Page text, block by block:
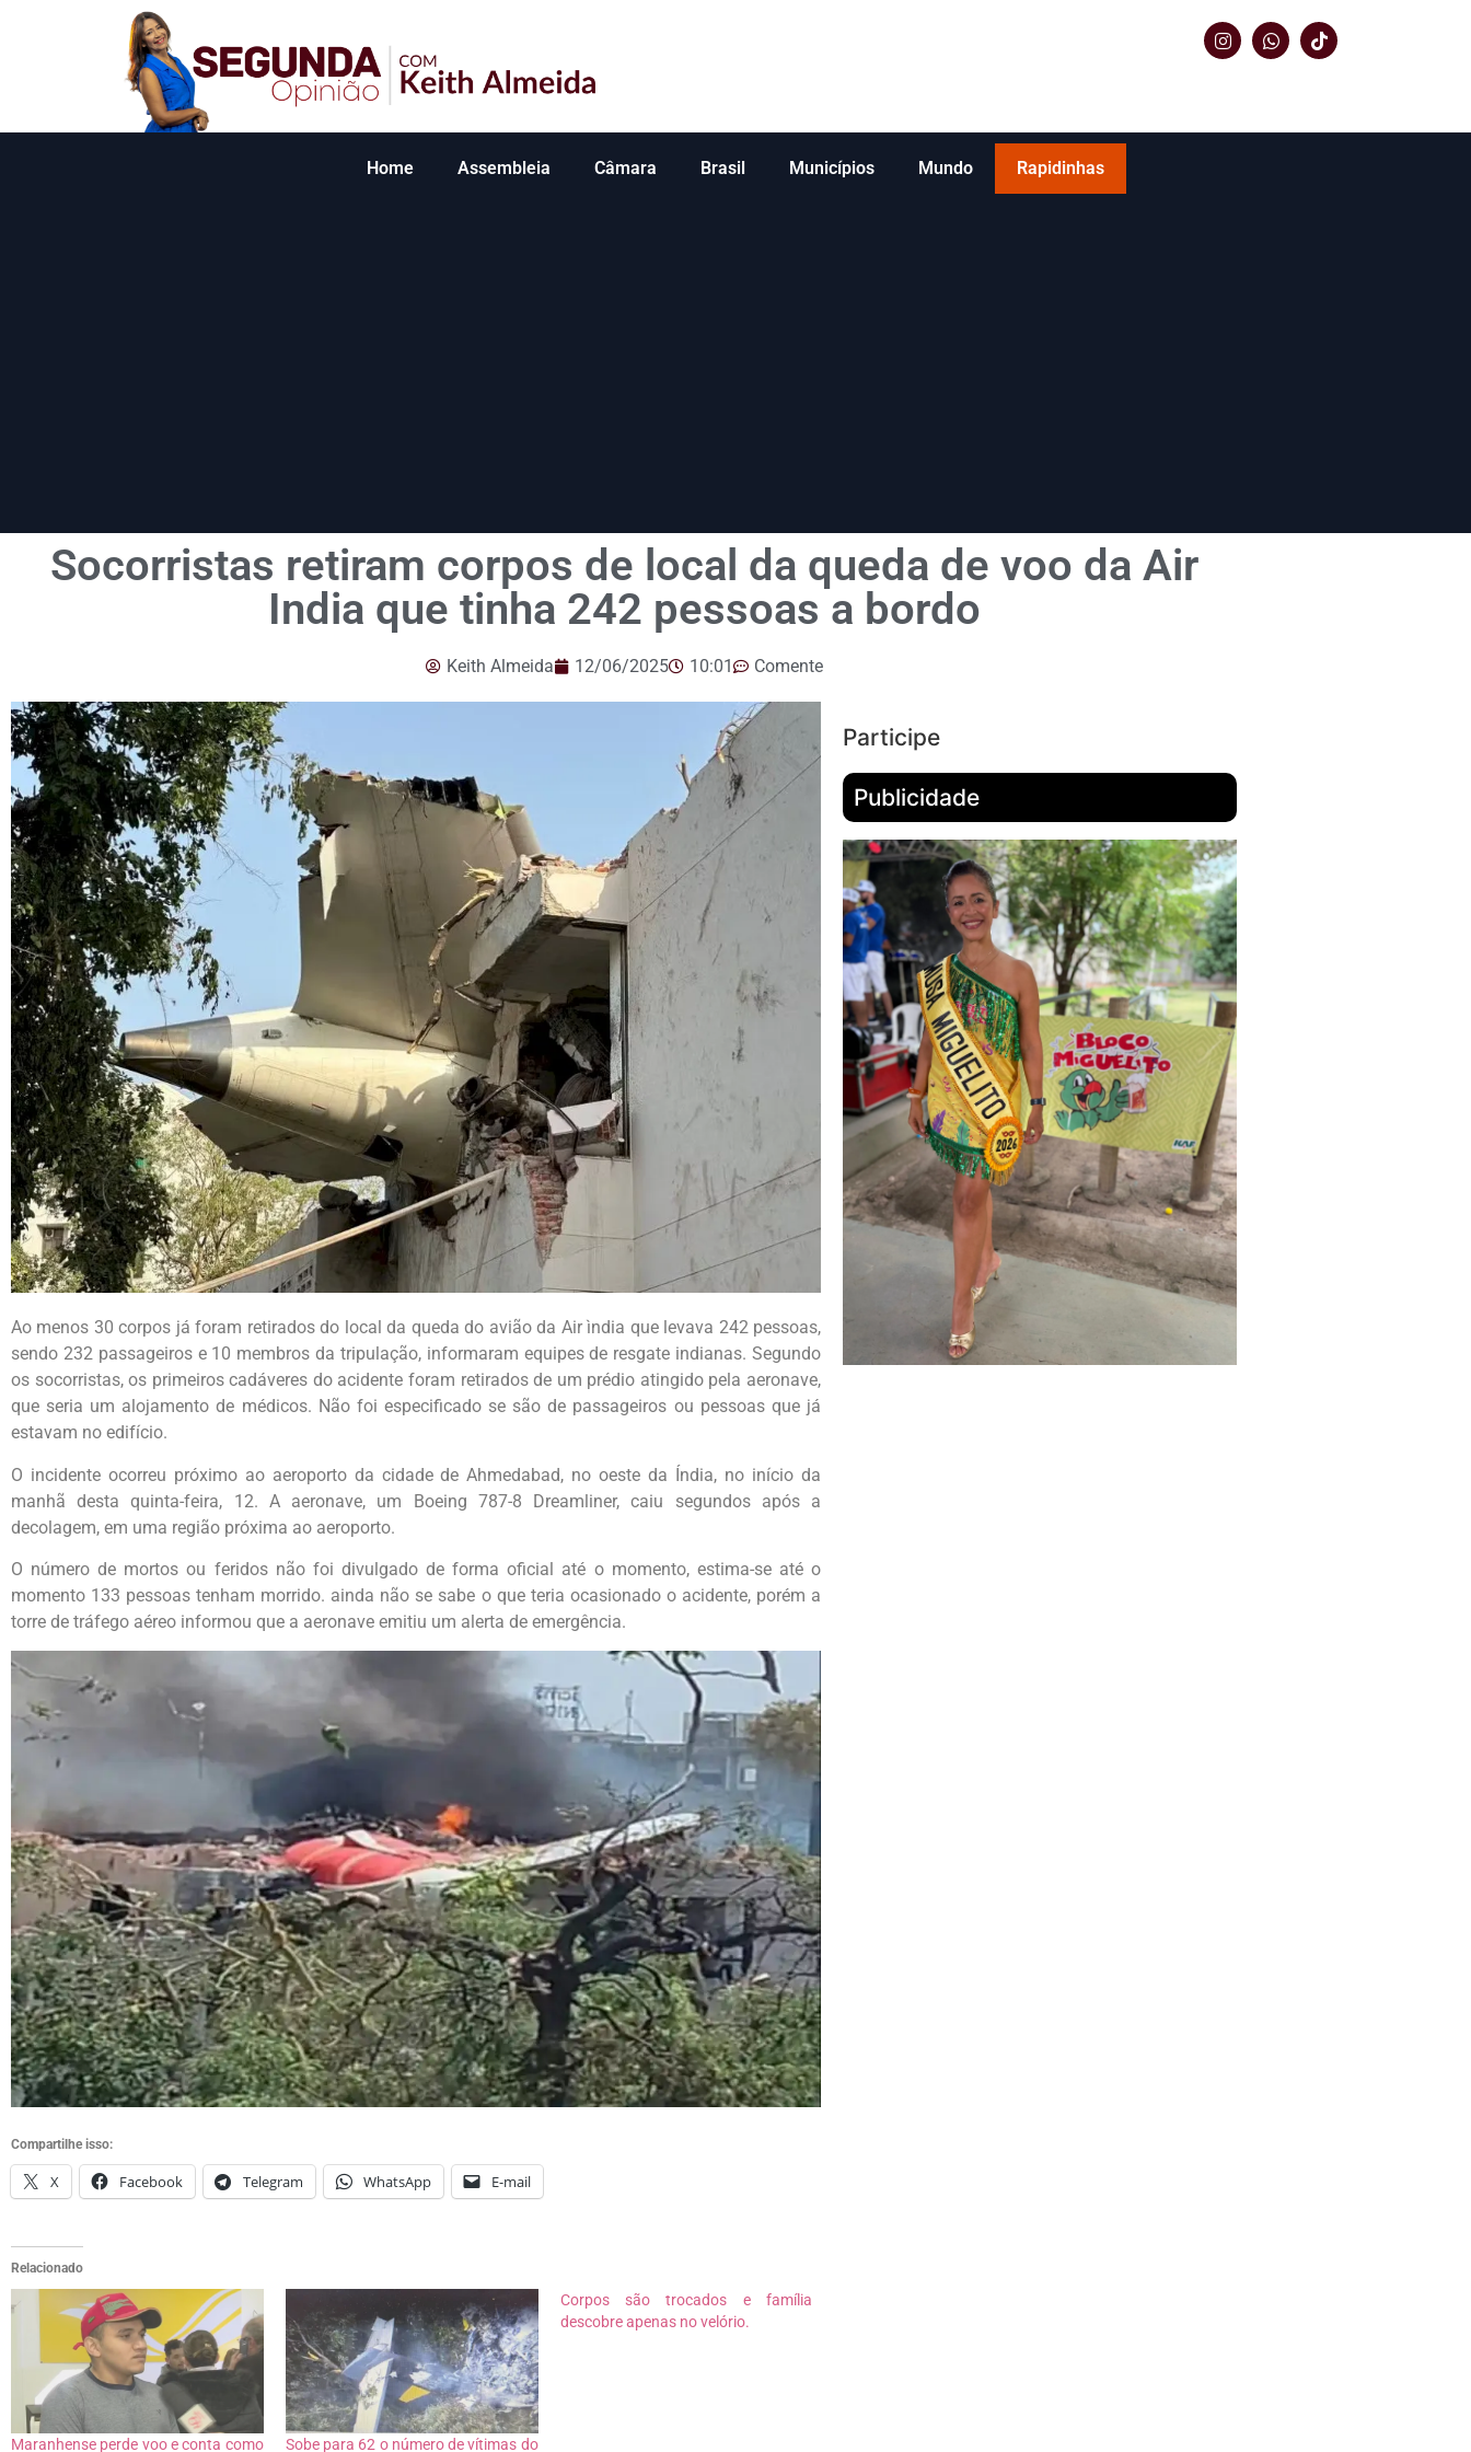
Home Assembleia Câmara Brasil Municípios Mundo Rapidinhas
Socorristas retiram corpos de local da queda de voo da Air
India que tinha 242 pessoas a bordo
Keith Almeida 12/06/2025 10:01 Comente
Ao menos 30 corpos já foram retirados do local da queda do avião da Air ìndia que levava 242 pessoas,
sendo 232 passageiros e 10 membros da tripulação, informaram equipes de resgate indianas. Segundo
os socorristas, os primeiros cadáveres do acidente foram retirados de um prédio atingido pela aeronave,
que seria um alojamento de médicos. Não foi especificado se são de passageiros ou pessoas que já
estavam no edifício.
O incidente ocorreu próximo ao aeroporto da cidade de Ahmedabad, no oeste da Índia, no início da
manhã desta quinta-feira, 12. A aeronave, um Boeing 787-8 Dreamliner, caiu segundos após a
decolagem, em uma região próxima ao aeroporto.
O número de mortos ou feridos não foi divulgado de forma oficial até o momento, estima-se até o
momento 133 pessoas tenham morrido. ainda não se sabe o que teria ocasionado o acidente, porém a
torre de tráfego aéreo informou que a aeronave emitiu um alerta de emergência.
Compartilhe isso:
X Facebook Telegram WhatsApp E-mail
Relacionado
Maranhense perde voo e conta como
Sobe para 62 o número de vítimas do
Corpos são trocados e família
descobre apenas no velório.
Participe
Publicidade